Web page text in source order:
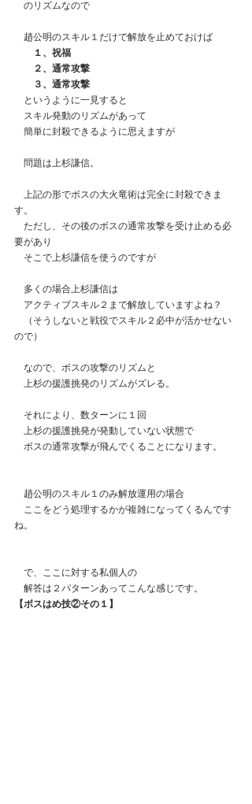
のリズムなので
趙公明のスキル１だけで解放を止めておけば
１、祝福
２、通常攻撃
３、通常攻撃
というように一見すると
スキル発動のリズムがあって
簡単に封殺できるように思えますが
問題は上杉謙信。
上記の形でボスの大火竜術は完全に封殺できま
す。
ただし、その後のボスの通常攻撃を受け止める必
要があり
そこで上杉謙信を使うのですが
多くの場合上杉謙信は
アクティブスキル２まで解放していますよね？
（そうしないと戦役でスキル２必中が活かせない
ので）
なので、ボスの攻撃のリズムと
上杉の援護挑発のリズムがズレる。
それにより、数ターンに１回
上杉の援護挑発が発動していない状態で
ボスの通常攻撃が飛んでくることになります。
趙公明のスキル１のみ解放運用の場合
ここをどう処理するかが複雑になってくるんです
ね。
で、ここに対する私個人の
解答は２パターンあってこんな感じです。
【ボスはめ技②その１】